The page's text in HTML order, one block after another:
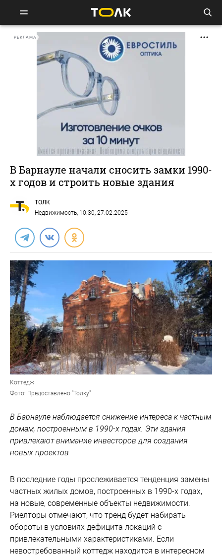
РЕКЛАМА
В Барнауле начали сносить замки 1990-
х годов и строить новые здания
ТОЛК
Недвижимость, 10:30, 27.02.2025
Коттедж
Фото: Предоставлено "Толку"
В Барнауле наблюдается снижение интереса к частным
домам, построенным в 1990-х годах. Эти здания
привлекают внимание инвесторов для создания
новых проектов
В последние годы прослеживается тенденция замены
частных жилых домов, построенных в 1990-х годах,
на новые, современные объекты недвижимости.
Риелторы отмечают, что тренд будет набирать
обороты в условиях дефицита локаций с
привлекательными характеристиками. Если
невостребованный коттедж находится в интересном